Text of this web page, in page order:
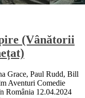
(Vânătorii
Grace, Paul Rudd, Bill
Aventuri Comedie
România 12.04.2024